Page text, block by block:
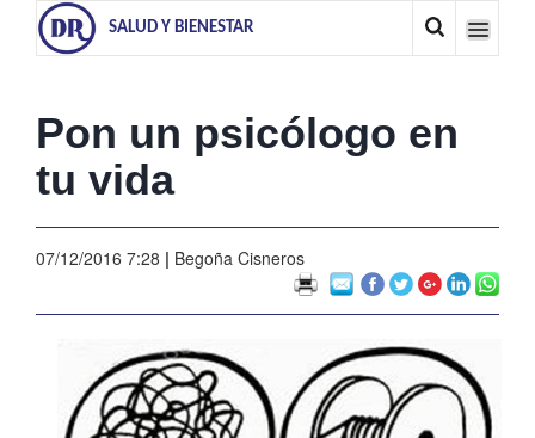
SALUD Y BIENESTAR
Pon un psicólogo en
tu vida
07/12/2016 7:28 | Begoña Cisneros